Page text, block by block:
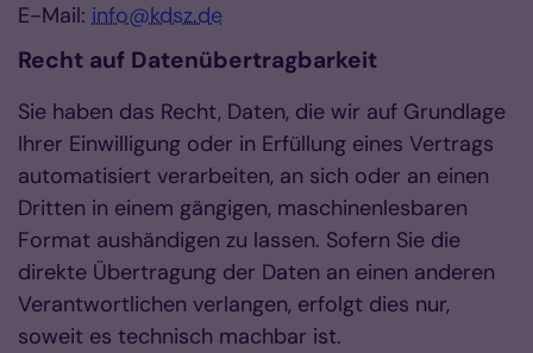
E-Mail: info@kdsz.de
Recht auf Datenübertragbarkeit
Sie haben das Recht, Daten, die wir auf Grundlage
Ihrer Einwilligung oder in Erfüllung eines Vertrags
automatisiert verarbeiten, an sich oder an einen
Dritten in einem gängigen, maschinenlesbaren
Format aushändigen zu lassen. Sofern Sie die
direkte Übertragung der Daten an einen anderen
Verantwortlichen verlangen, erfolgt dies nur,
soweit es technisch machbar ist.